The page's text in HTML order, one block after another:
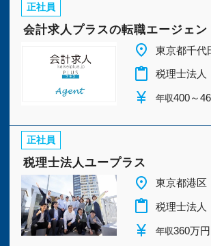
正社員
会計求人プラスの転職エージェン
place 東京都千代
content_paste 税理士法人
currency_yen 年収400～
正社員
税理士法人ユープラス
place 東京都港区
content_paste 税理士法人
currency_yen 年収360万円